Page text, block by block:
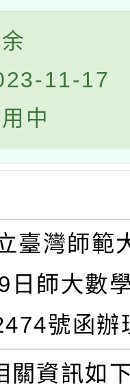
11-17
中
臺灣師範
日師大數
號函辦
關資訊如